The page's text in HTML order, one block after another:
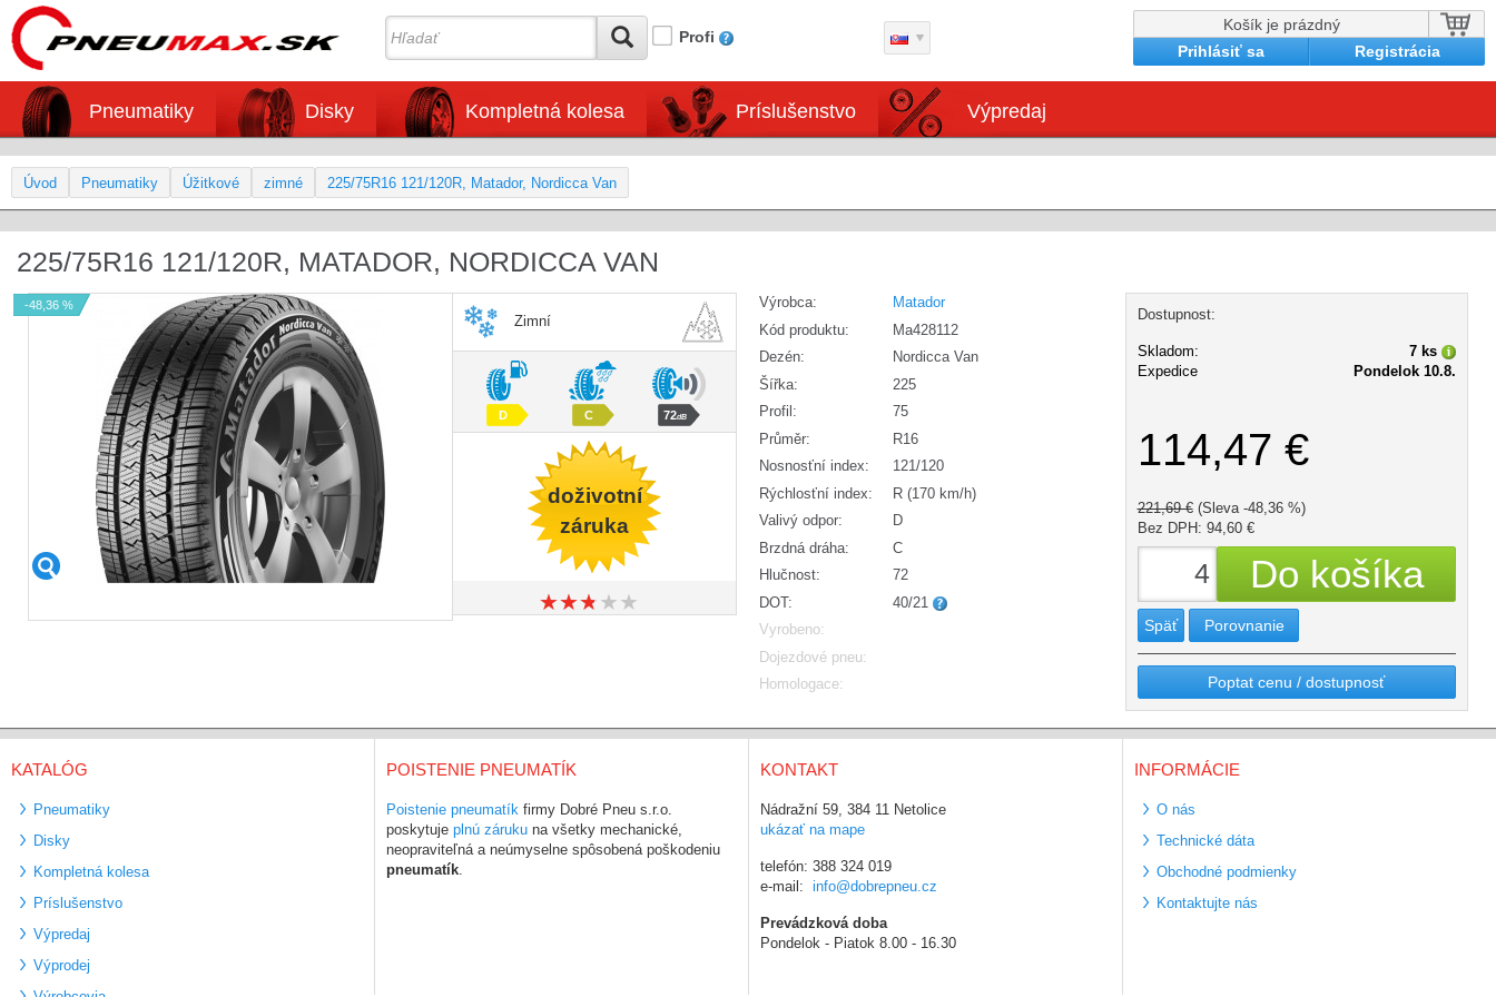
Profi
Košík je prázdný
Prihlásiť sa
Registrácia
Pneumatiky Disky Kompletná kolesa Príslušenstvo Výpredaj
Úvod Pneumatiky Úžitkové zimné 225/75R16 121/120R, Matador, Nordicca Van
225/75R16 121/120R, MATADOR, NORDICCA VAN
-48,36 %
Zimní
D C 72dB
doživotní
záruka
★★★★★
★★★★★
Výrobca:
Matador
Kód produktu:
Ma428112
Dezén:
Nordicca Van
Šířka:
225
Profil:
75
Průměr:
R16
Nosnosťní index:
121/120
Rýchlosťní index:
R (170 km/h)
Valivý odpor:
D
Brzdná dráha:
C
Hlučnost:
72
DOT:
40/21
Vyrobeno:
Dojezdové pneu:
Homologace:
Dostupnost:
Skladom:
7 ks
Expedice
Pondelok 10.8.
114,47 €
221,69 € (Sleva -48,36 %)
Bez DPH: 94,60 €
Späť Porovnanie
Poptat cenu / dostupnosť
KATALÓG
Pneumatiky
Disky
Kompletná kolesa
Príslušenstvo
Výpredaj
Výprodej
POISTENIE PNEUMATÍK
Poistenie pneumatík firmy Dobré Pneu s.r.o.
poskytuje plnú záruku na všetky mechanické,
neopraviteľná a neúmyselne spôsobená poškodeniu
pneumatík.
KONTAKT
Nádražní 59, 384 11 Netolice
ukázať na mape
telefón: 388 324 019
e-mail: info@dobrepneu.cz
Prevádzková doba
Pondelok - Piatok 8.00 - 16.30
INFORMÁCIE
O nás
Technické dáta
Obchodné podmienky
Kontaktujte nás